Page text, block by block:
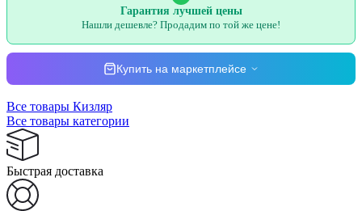
Гарантия лучшей цены
Нашли дешевле? Продадим по той же цене!
Купить на маркетплейсе
Все товары Кизляр
Все товары категории
Быстрая доставка